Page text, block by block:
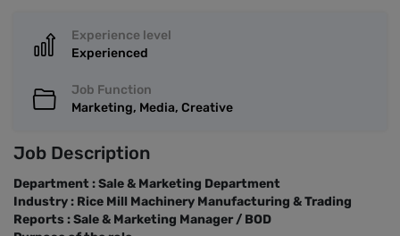
Experience level
Experienced
Job Function
Marketing, Media, Creative
Job Description
Department : Sale & Marketing Department
Industry : Rice Mill Machinery Manufacturing & Trading
Reports : Sale & Marketing Manager / BOD